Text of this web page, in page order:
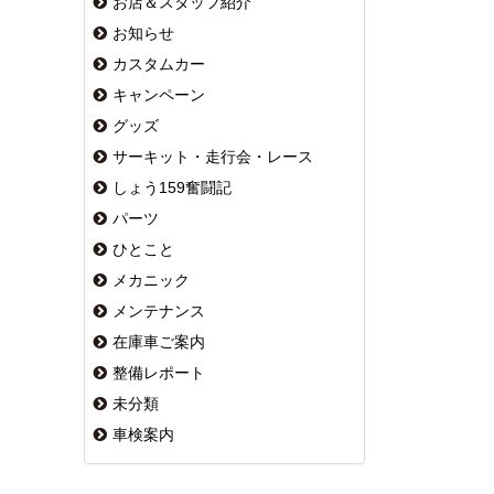
お知らせ
カスタムカー
キャンペーン
グッズ
サーキット・走行会・レース
しょう159奮闘記
パーツ
ひとこと
メカニック
メンテナンス
在庫車ご案内
整備レポート
未分類
車検案内